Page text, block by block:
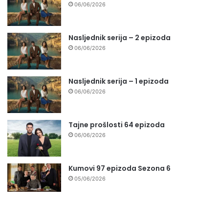
06/06/2026
Nasljednik serija – 2 epizoda
06/06/2026
Nasljednik serija – 1 epizoda
06/06/2026
Tajne prošlosti 64 epizoda
06/06/2026
Kumovi 97 epizoda Sezona 6
05/06/2026